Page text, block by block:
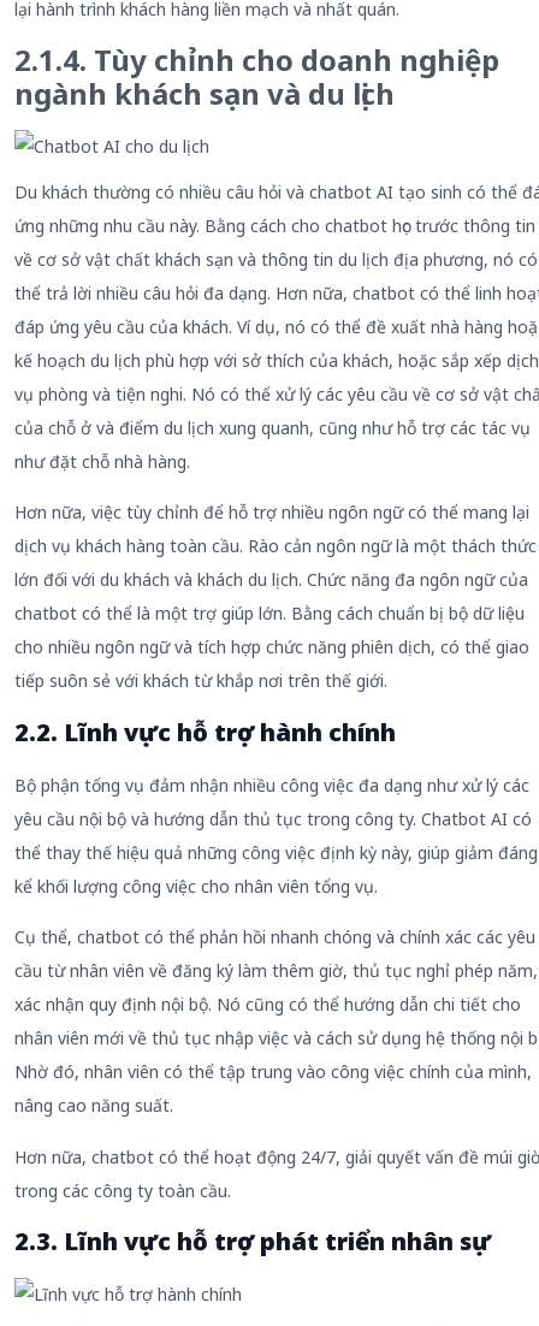
lại hành trình khách hàng liền mạch và nhất quán.
2.1.4. Tùy chỉnh cho doanh nghiệp
ngành khách sạn và du lịch
Du khách thường có nhiều câu hỏi và chatbot AI tạo sinh có thể
ứng những nhu cầu này. Bằng cách cho chatbot học trước thông tin
về cơ sở vật chất khách sạn và thông tin du lịch địa phương, nó có
thể trả lời nhiều câu hỏi đa dạng. Hơn nữa, chatbot có thể linh
đáp ứng yêu cầu của khách. Ví dụ, nó có thể đề xuất nhà hàng
kế hoạch du lịch phù hợp với sở thích của khách, hoặc sắp xếp dịch
vụ phòng và tiện nghi. Nó có thể xử lý các yêu cầu về cơ sở vật
của chỗ ở và điểm du lịch xung quanh, cũng như hỗ trợ các tác vụ
như đặt chỗ nhà hàng.
Hơn nữa, việc tùy chỉnh để hỗ trợ nhiều ngôn ngữ có thể mang lại
dịch vụ khách hàng toàn cầu. Rào cản ngôn ngữ là một thách thức
lớn đối với du khách và khách du lịch. Chức năng đa ngôn ngữ của
chatbot có thể là một trợ giúp lớn. Bằng cách chuẩn bị bộ dữ liệu
cho nhiều ngôn ngữ và tích hợp chức năng phiên dịch, có thể giao
tiếp suôn sẻ với khách từ khắp nơi trên thế giới.
2.2. Lĩnh vực hỗ trợ hành chính
Bộ phận tổng vụ đảm nhận nhiều công việc đa dạng như xử lý các
yêu cầu nội bộ và hướng dẫn thủ tục trong công ty. Chatbot AI có
thể thay thế hiệu quả những công việc định kỳ này, giúp giảm đáng
kể khối lượng công việc cho nhân viên tổng vụ.
Cụ thể, chatbot có thể phản hồi nhanh chóng và chính xác các yêu
cầu từ nhân viên về đăng ký làm thêm giờ, thủ tục nghỉ phép năm,
xác nhận quy định nội bộ. Nó cũng có thể hướng dẫn chi tiết cho
nhân viên mới về thủ tục nhập việc và cách sử dụng hệ thống nội
Nhờ đó, nhân viên có thể tập trung vào công việc chính của mình,
nâng cao năng suất.
Hơn nữa, chatbot có thể hoạt động 24/7, giải quyết vấn đề múi
trong các công ty toàn cầu.
2.3. Lĩnh vực hỗ trợ phát triển nhân sự